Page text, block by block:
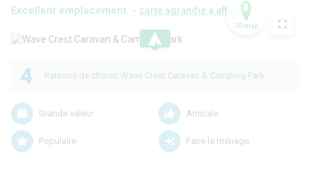
Excellent emplacement - carte agrandie à afficher
.
3D map
4 Raisons de choisir Wave Crest Caravan & Camping Park
Grande valeur Amicale
Populaire Faire le ménage